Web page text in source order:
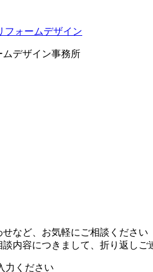
ォームデザイン
デザイン事務所
など、お気軽にご相談ください
内容につきまして、折り返しご
力ください